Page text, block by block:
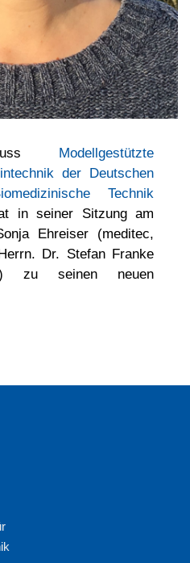
Modellgestützte
der Deutschen
Technik
in seiner Sitzung am
Ehreiser (meditec,
Dr. Stefan Franke
zu seinen neuen